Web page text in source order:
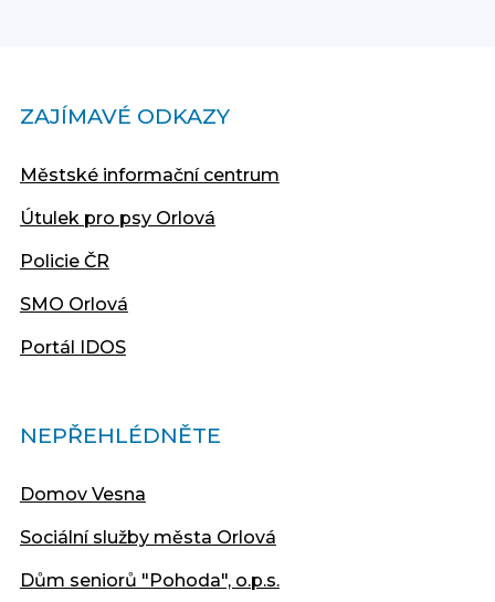
ZAJÍMAVÉ ODKAZY
Městské informační centrum
Útulek pro psy Orlová
Policie ČR
SMO Orlová
Portál IDOS
NEPŘEHLÉDNĚTE
Domov Vesna
Sociální služby města Orlová
Dům seniorů "Pohoda", o.p.s.